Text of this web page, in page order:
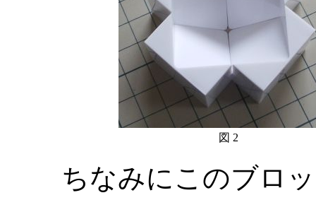
図 2
ちなみにこのブロ